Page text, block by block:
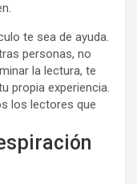
te sea de ayuda.
personas, no
la lectura, te
propia experiencia.
los lectores que